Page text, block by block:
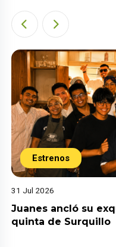
Estrenos
31 Jul 2026
Juanes ancló su
quinta de Surquillo